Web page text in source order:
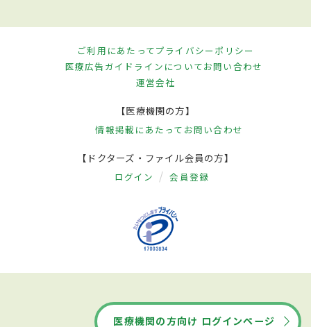
ご利用にあたってプライバシーポリシー
医療広告ガイドラインについてお問い合わせ
運営会社
【医療機関の方】
情報掲載にあたって お問い合わせ
【ドクターズ・ファイル会員の方】
ログイン 会員登録
医療機関の方向け ログインページ